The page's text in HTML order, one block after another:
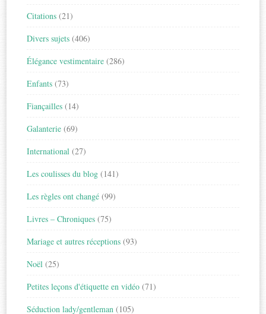
Citations (21)
Divers sujets (406)
Élégance vestimentaire (286)
Enfants (73)
Fiançailles (14)
Galanterie (69)
International (27)
Les coulisses du blog (141)
Les règles ont changé (99)
Livres – Chroniques (75)
Mariage et autres réceptions (93)
Noël (25)
Petites leçons d'étiquette en vidéo (71)
Séduction lady/gentleman (105)